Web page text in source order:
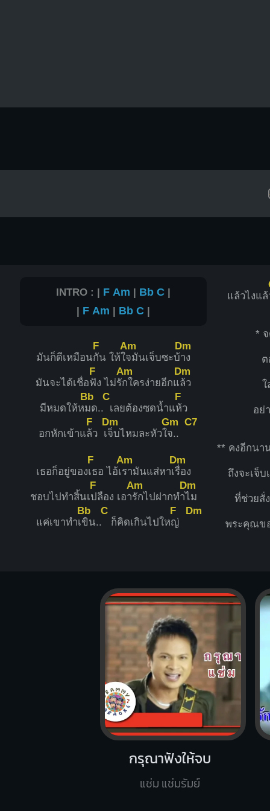
INTRO : | F Am | Bb C |
| F Am | Bb C |
มันก็ดีเหมือน
F
กัน ให้ใ
Am
จมันเจ็บซะบ้
Dm
าง
มันจะได้เชื่อ
F
ฟัง ไม่รั
Am
กใครง่ายอีกแ
Dm
ล้ว
มีหมดให้ห
Bb
มด..
C
เลยต้องซดน้ำแ
F
ห้ว
อกหักเข้าแ
F
ล้ว เ
Dm
จ็บไหมละหัวใ
Gm
จ..
C7
เธอก็อยู่ของ
F
เธอ ไอ้เ
Am
รามันแส่หาเ
Dm
รื่อง
ชอบไปทำสิ้นเ
F
ปลือง เอา
Am
รักไปฝากทำ
Dm
ไม
แค่เขาทำเ
Bb
ขิน..
C
ก็คิดเกินไปให
F
ญ่
Dm
แล้วไงแล้
*
ต
ใ
อย่
** คงอีกนา
ถึงจะเจ็บ
ที่ช่วยสั่
พระคุณข
กรุณาฟังให้จบ
แช่ม แช่มรัมย์